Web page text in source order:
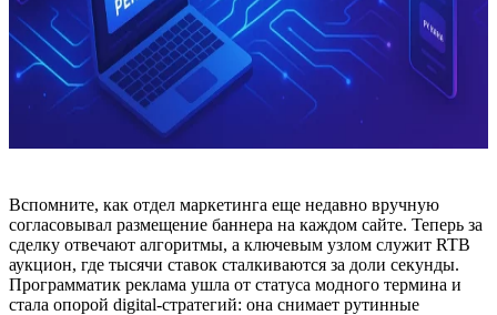
Вспомните, как отдел маркетинга еще недавно вручную
согласовывал размещение баннера на каждом сайте. Теперь за
сделку отвечают алгоритмы, а ключевым узлом служит RTB
аукцион, где тысячи ставок сталкиваются за доли секунды.
Программатик реклама ушла от статуса модного термина и
стала опорой digital-стратегий: она снимает рутинные